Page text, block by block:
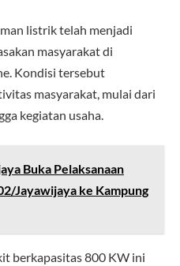
listrik telah menjadi
masyarakat di
Kondisi tersebut
masyarakat, mulai dari
kegiatan usaha.
Buka Pelaksanaan
Jayawijaya ke Kampung
berkapasitas 800 KW ini